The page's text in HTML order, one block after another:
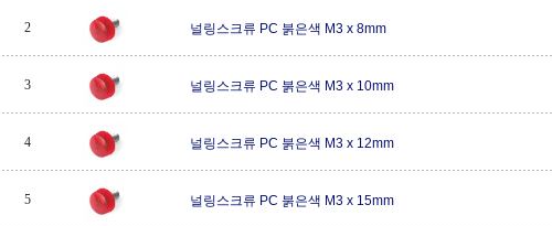
2 널링스크류 PC 붉은색 M3 x 8mm
3 널링스크류 PC 붉은색 M3 x 10mm
4 널링스크류 PC 붉은색 M3 x 12mm
5 널링스크류 PC 붉은색 M3 x 15mm